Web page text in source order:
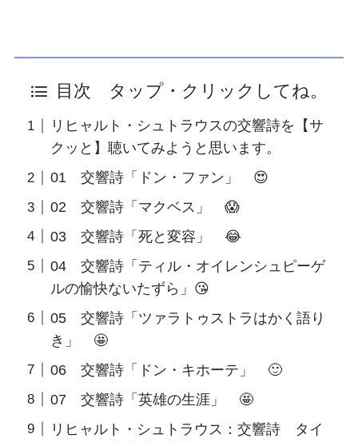
目次 タップ・クリックしてね。
リヒャルト・シュトラウスの交響詩を【サ
クッと】聴いてみようと思います。
01 交響詩「ドン・ファン」 😍
02 交響詩「マクベス」 😱
03 交響詩「死と変容」 😂
04 交響詩「ティル・オイレンシュピーゲ
ルの愉快ないたずら」😘
05 交響詩「ツァラトゥストラはかく語り
き」 🤩
06 交響詩「ドン・キホーテ」 🙂
07 交響詩「英雄の生涯」 🤩
リヒャルト・シュトラウス：交響詩 タイ